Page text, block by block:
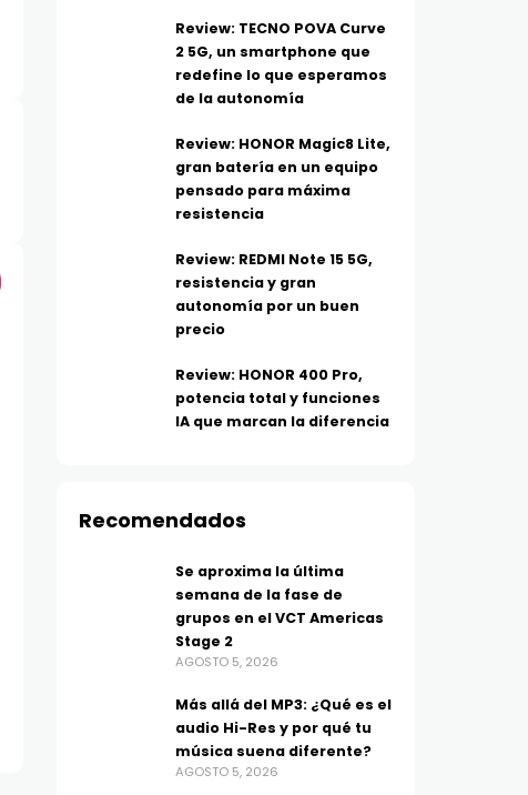
Cuando la infraestructura
deja de ser invisible
Moonlighter 2: The
Vault se lanzará el 2 de
septiembre en PC y
Steam
AGOSTO 5, 2026
Review: TECNO POVA Curve
2 5G, un smartphone que
redefine lo que esperamos
de la autonomía
Review: HONOR Magic8 Lite,
gran batería en un equipo
pensado para máxima
resistencia
Review: REDMI Note 15 5G,
resistencia y gran
autonomía por un buen
precio
Review: HONOR 400 Pro,
potencia total y funciones
IA que marcan la diferencia
Recomendados
Se aproxima la última
semana de la fase de
grupos en el VCT Americas
Stage 2
AGOSTO 5, 2026
Más allá del MP3: ¿Qué es el
audio Hi-Res y por qué tu
música suena diferente?
AGOSTO 5, 2026